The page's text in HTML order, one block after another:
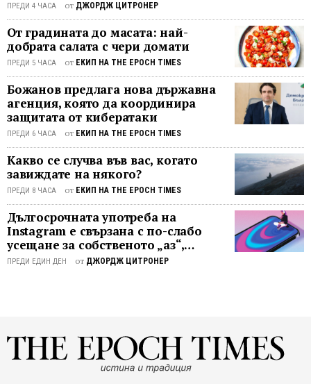
не
беше
бавна
така
тази
статия
разказ за разговора с Трюдо. Тръмп
освен това обвини Трюдо, че
използва въпроса с митата, за да
"остане на власт". Той коментира
разговора в две публикации,
направени на платформата му Truth
Social следобеда на ...
ПРЕДИ 4 ЧАСА от ДЖОРДЖ ЦИТРОНЕР
От градината до масата: най-
добрата салата с чери домати
ПРЕДИ 5 ЧАСА от ЕКИП НА THE EPOCH TIMES
Божанов предлага нова държавна
агенция, която да координира
защитата от кибератаки
ПРЕДИ 6 ЧАСА от ЕКИП НА THE EPOCH TIMES
Какво се случва във вас, когато
завиждате на някого?
ПРЕДИ 8 ЧАСА от ЕКИП НА THE EPOCH TIMES
Дългосрочната употреба на
Instagram е свързана с по-слабо
усещане за собственото „аз“,
показва проучване
ПРЕДИ ЕДИН ДЕН от ДЖОРДЖ ЦИТРОНЕР